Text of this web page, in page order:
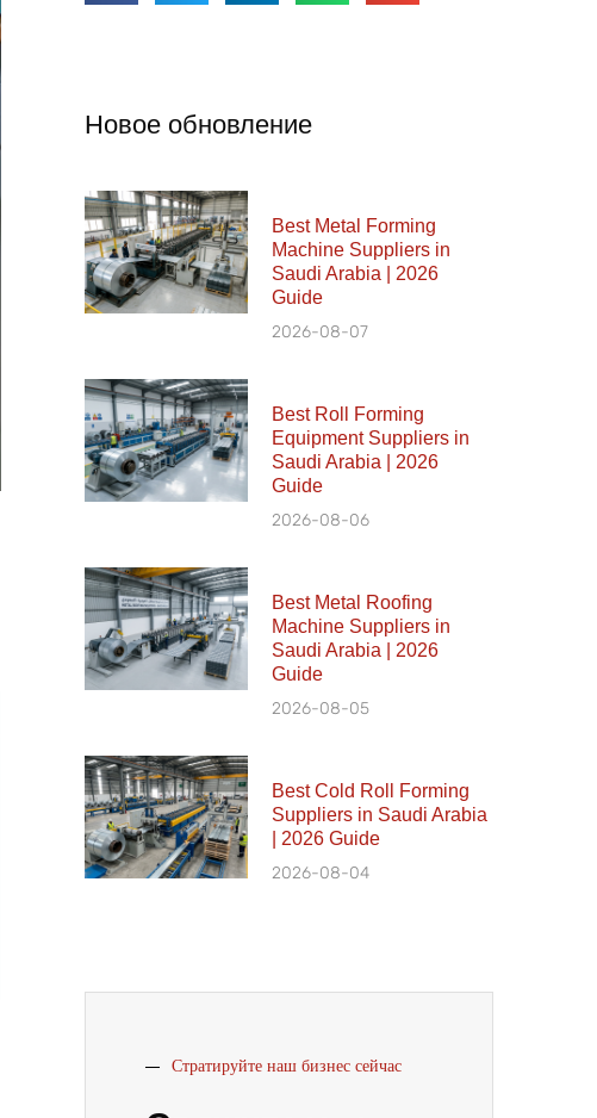
Новое обновление
Best Metal Forming
Machine Suppliers in
Saudi Arabia | 2026
Guide
2026-08-07
Best Roll Forming
Equipment Suppliers in
Saudi Arabia | 2026
Guide
2026-08-06
Best Metal Roofing
Machine Suppliers in
Saudi Arabia | 2026
Guide
2026-08-05
Best Cold Roll Forming
Suppliers in Saudi Arabia
| 2026 Guide
2026-08-04
Стратируйте наш бизнес сейчас